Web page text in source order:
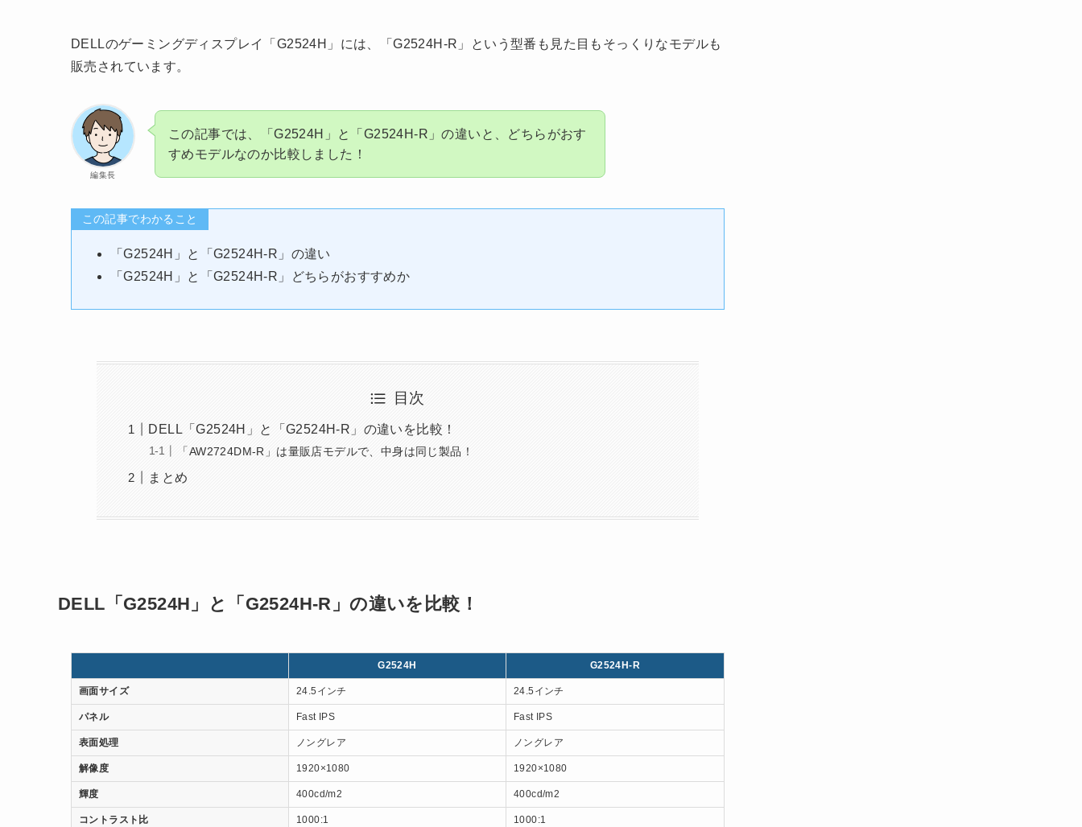
DELLのゲーミングディスプレイ「G2524H」には、「G2524H-R」という型番も見た目もそっくりなモデルも
販売されています。
編集長
この記事では、「G2524H」と「G2524H-R」の違いと、どちらがおす
すめモデルなのか比較しました！
この記事でわかること
「G2524H」と「G2524H-R」の違い
「G2524H」と「G2524H-R」どちらがおすすめか
目次
DELL「G2524H」と「G2524H-R」の違いを比較！
「AW2724DM-R」は量販店モデルで、中身は同じ製品！
まとめ
DELL「G2524H」と「G2524H-R」の違いを比較！
G2524H G2524H-R
画面サイズ 24.5インチ 24.5インチ
パネル Fast IPS Fast IPS
表面処理 ノングレア ノングレア
解像度 1920×1080 1920×1080
輝度 400cd/m2 400cd/m2
コントラスト比 1000:1 1000:1